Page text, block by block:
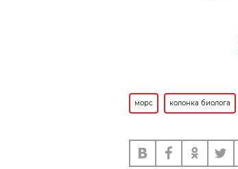
морс колонка биолога